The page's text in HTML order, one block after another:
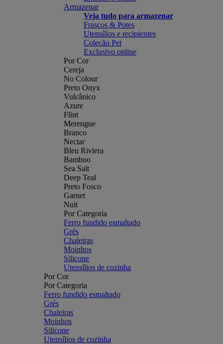
Armazenar
Veja tudo para armazenar
Frascos & Potes
Utensílios e recipientes
Coleção Pet
Exclusivo online
Por Cor
Cereja
No Colour
Preto Onyx
Vulcânico
Azure
Flint
Merengue
Branco
Nectar
Bleu Riviera
Bamboo
Sea Salt
Deep Teal
Preto Fosco
Garnet
Nuit
Por Categoria
Ferro fundido esmaltado
Grés
Chaleiras
Moinhos
Silicone
Utensílios de cozinha
Por Cor
Por Categoria
Ferro fundido esmaltado
Grés
Chaleiras
Moinhos
Silicone
Utensílios de cozinha